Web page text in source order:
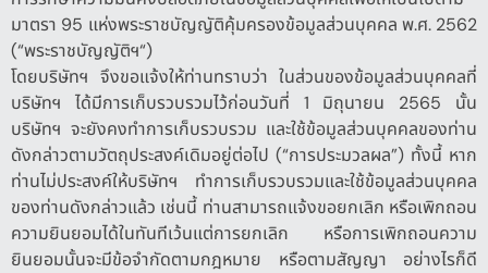
มาตรา 95 แห่งพระราชบัญญัติคุ้มครองข้อมูลส่วนบุคคล พ.ศ. 2562
(“พระราชบัญญัติฯ“)
โดยบริษัทฯ จึงขอแจ้งให้ท่านทราบว่า ในส่วนของข้อมูลส่วนบุคคลที่
บริษัทฯ ได้มีการเก็บรวบรวมไว้ก่อนวันที่ 1 มิถุนายน 2565 นั้น
บริษัทฯ จะยังคงทำการเก็บรวบรวม และใช้ข้อมูลส่วนบุคคลของท่าน
ดังกล่าวตามวัตถุประสงค์เดิมอยู่ต่อไป (“การประมวลผล”) ทั้งนี้ หาก
ท่านไม่ประสงค์ให้บริษัทฯ ทำการเก็บรวบรวมและใช้ข้อมูลส่วนบุคคล
ของท่านดังกล่าวแล้ว เช่นนี้ ท่านสามารถแจ้งขอยกเลิก หรือเพิกถอน
ความยินยอมได้ในทันทีเว้นแต่การยกเลิก หรือการเพิกถอนความ
ยินยอมนั้นจะมีข้อจำกัดตามกฎหมาย หรือตามสัญญา อย่างไรก็ดี